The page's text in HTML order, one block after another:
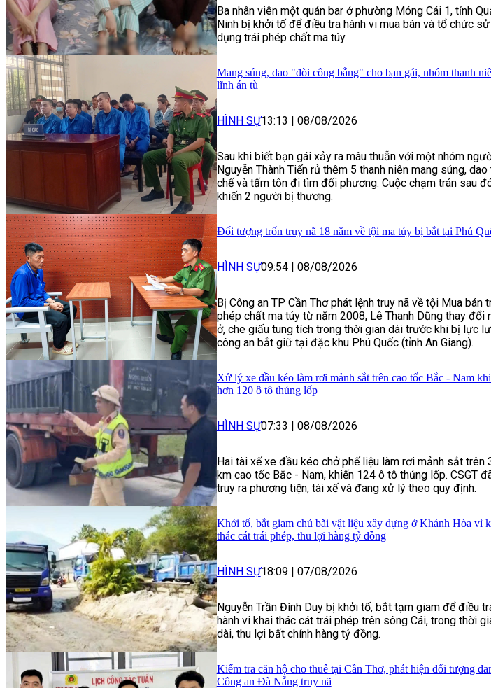
Ba nhân viên một quán bar ở phường Móng Cái 1, tỉnh
Ninh bị khởi tố để điều tra hành vi mua bán và tổ chức sử
dụng trái phép chất ma túy.
Mang súng, dao "đòi công bằng" cho bạn gái, nhóm thanh
lĩnh án tù
HÌNH SỰ13:13 | 08/08/2026
Sau khi biết bạn gái xảy ra mâu thuẫn với một nhóm
Nguyễn Thành Tiến rủ thêm 5 thanh niên mang súng,
chế và tấm tôn đi tìm đối phương. Cuộc chạm trán sau
khiến 2 người bị thương.
Đối tượng trốn truy nã 18 năm về tội ma túy bị bắt tại Phú
HÌNH SỰ09:54 | 08/08/2026
Bị Công an TP Cần Thơ phát lệnh truy nã về tội Mua bán
phép chất ma túy từ năm 2008, Lê Thanh Dũng thay đổi
ở, che giấu tung tích trong thời gian dài trước khi bị lực
công an bắt giữ tại đặc khu Phú Quốc (tỉnh An Giang).
Xử lý xe đầu kéo làm rơi mảnh sắt trên cao tốc Bắc - Nam
hơn 120 ô tô thủng lốp
HÌNH SỰ07:33 | 08/08/2026
Hai tài xế xe đầu kéo chở phế liệu làm rơi mảnh sắt trên
km cao tốc Bắc - Nam, khiến 124 ô tô thủng lốp. CSGT
truy ra phương tiện, tài xế và đang xử lý theo quy định.
Khởi tố, bắt giam chủ bãi vật liệu xây dựng ở Khánh Hòa vì
thác cát trái phép, thu lợi hàng tỷ đồng
HÌNH SỰ18:09 | 07/08/2026
Nguyễn Trần Đình Duy bị khởi tố, bắt tạm giam để điều
hành vi khai thác cát trái phép trên sông Cái, trong thời
dài, thu lợi bất chính hàng tỷ đồng.
Kiểm tra căn hộ cho thuê tại Cần Thơ, phát hiện đối tượng
Công an Đà Nẵng truy nã